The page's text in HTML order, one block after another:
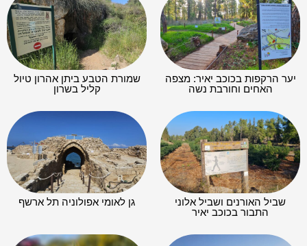
יער הרקפות בכוכב יאיר: מצפה
האחים וחורבת נשה
שמורת הטבע ביתן אהרון טיול
קליל בשרון
שביל האורנים ושביל אלוני
התבור בכוכב יאיר
גן לאומי אפולוניה תל ארשף